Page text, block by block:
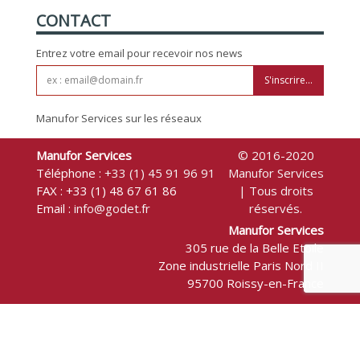
CONTACT
Entrez votre email pour recevoir nos news
S'inscrire...
Manufor Services sur les réseaux
Manufor Services
Téléphone : +33 (1) 45 91 96 91
FAX : +33 (1) 48 67 61 86
Email : info@godet.fr
Manufor Services
305 rue de la Belle Etoile
Zone industrielle Paris Nord II
95700 Roissy-en-France
© 2016-2020
Manufor Services
| Tous droits
réservés.